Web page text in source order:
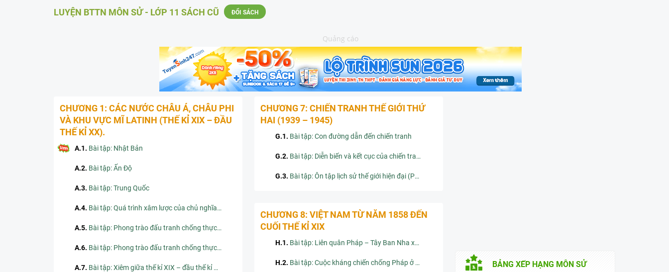
LUYỆN BTTN MÔN SỬ- LỚP 11 SÁCH CŨ ĐỔI SÁCH
Quảng cáo
CHƯƠNG 1: CÁC NƯỚC CHÂU Á, CHÂU PHI
VÀ KHU VỰC MĨ LATINH (THẾ KỈ XIX – ĐẦU
THẾ KỈ XX).
A.1. Bài tập: Nhật Bản
A.2. Bài tập: Ấn Độ
A.3. Bài tập: Trung Quốc
A.4. Bài tập: Quá trình xâm lược của chủ nghĩa thực dân vào các nước Đông Nam Á
A.5. Bài tập: Phong trào đấu tranh chống thực dân Pháp của nhân dân Campuchia
A.6. Bài tập: Phong trào đấu tranh chống thực dân Pháp của nhân dân Lào đầu thế kỉ XX
A.7. Bài tập: Xiêm giữa thế kỉ XIX – đầu thế kỉ XX
CHƯƠNG 7: CHIẾN TRANH THẾ GIỚI THỨ
HAI (1939 – 1945)
G.1. Bài tập: Con đường dẫn đến chiến tranh
G.2. Bài tập: Diễn biến và kết cục của chiến tranh
G.3. Bài tập: Ôn tập lịch sử thế giới hiện đại (Phần từ năm 1917 đến năm 1945)
CHƯƠNG 8: VIỆT NAM TỪ NĂM 1858 ĐẾN
CUỐI THẾ KỈ XIX
H.1. Bài tập: Liên quân Pháp – Tây Ban Nha xâm lược Việt Nam. Chiến sự ở Đà Nẵng năm 1858)
H.2. Bài tập: Cuộc kháng chiến chống Pháp ở Gia Định và các tỉnh miền Đông Nam Kì từ năm 1859 đến năm 1862 BẢNG XẾP HẠNG MÔN SỬ